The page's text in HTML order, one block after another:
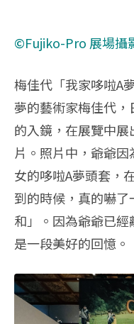
©Fujiko-Pro 展場攝
梅佳代「我家哆啦A
夢的藝術家梅佳代
的入鏡，在展覽中
片。照片中，爺爺
女的哆啦A夢頭套，
到的時候，真的嚇
和」。因為爺爺已
是一段美好的回憶。